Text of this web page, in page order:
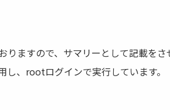
ますので、サマリーとして記載をさ
、rootログインで実行しています。